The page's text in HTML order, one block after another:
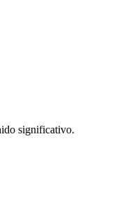
significativo.